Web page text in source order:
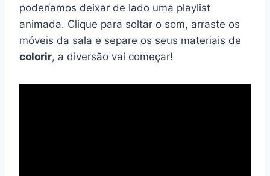
poderíamos deixar de lado uma playlist
animada. Clique para soltar o som, arraste os
móveis da sala e separe os seus materiais de
colorir, a diversão vai começar!